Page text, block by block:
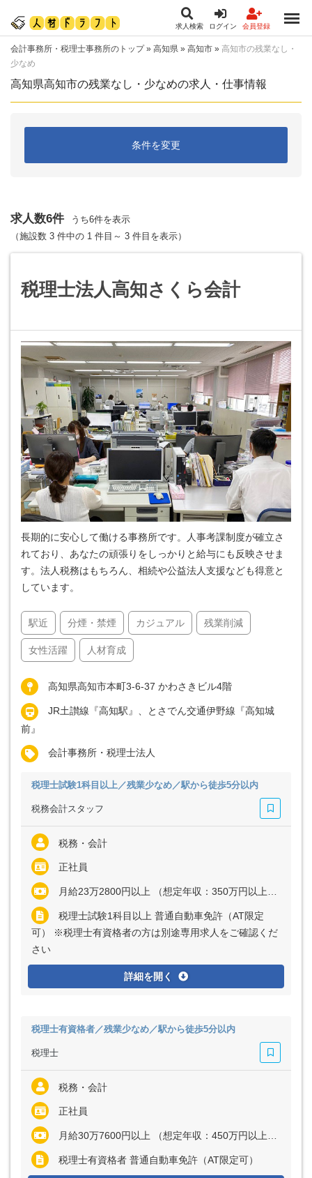
求人検索 ログイン 会員登録
会計事務所・税理士事務所のトップ» 高知県 » 高知市 » 高知市の残業なし・
少なめ
高知県高知市の残業なし・少なめの求人・仕事情報
条件を変更
求人数6件
うち6件を表示
（施設数 3 件中の 1 件目～ 3 件目を表示）
税理士法人高知さくら会計
長期的に安心して働ける事務所です。人事考課制度が確立さ
れており、あなたの頑張りをしっかりと給与にも反映させま
す。法人税務はもちろん、相続や公益法人支援なども得意と
しています。
駅近 分煙・禁煙 カジュアル 残業削減
女性活躍 人材育成
高知県高知市本町3-6-37 かわさきビル4階
JR土讃線『高知駅』、とさでん交通伊野線『高知城
前』
会計事務所・税理士法人
税理士試験1科目以上／残業少なめ／駅から徒歩5分以内
税務会計スタッフ
税務・会計
正社員
月給23万2800円以上 （想定年収：350万円以上） ※経験・能力など考慮の上、決定いたします ※残業代は全額支給
税理士試験1科目以上 普通自動車免許（AT限定
可） ※税理士有資格者の方は別途専用求人をご確認くだ
さい
詳細を開く
税理士有資格者／残業少なめ／駅から徒歩5分以内
税理士
税務・会計
正社員
月給30万7600円以上 （想定年収：450万円以上） ※経験・能力など考慮の上、決定いたします ※残業代は全額支給
税理士有資格者 普通自動車免許（AT限定可）